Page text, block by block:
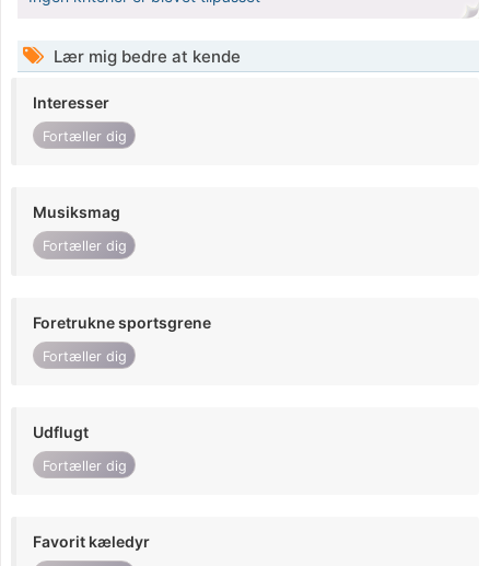
Lær mig bedre at kende
Interesser
Fortæller dig
Musiksmag
Fortæller dig
Foretrukne sportsgrene
Fortæller dig
Udflugt
Fortæller dig
Favorit kæledyr